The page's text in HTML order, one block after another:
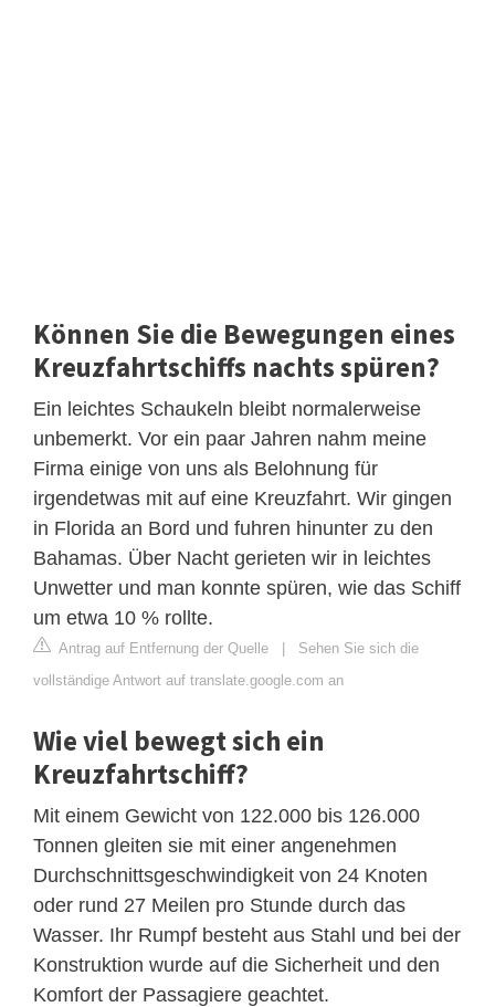
Können Sie die Bewegungen eines
Kreuzfahrtschiffs nachts spüren?
Ein leichtes Schaukeln bleibt normalerweise
unbemerkt. Vor ein paar Jahren nahm meine
Firma einige von uns als Belohnung für
irgendetwas mit auf eine Kreuzfahrt. Wir gingen
in Florida an Bord und fuhren hinunter zu den
Bahamas. Über Nacht gerieten wir in leichtes
Unwetter und man konnte spüren, wie das Schiff
um etwa 10 % rollte.
Antrag auf Entfernung der Quelle | Sehen Sie sich die
vollständige Antwort auf translate.google.com an
Wie viel bewegt sich ein
Kreuzfahrtschiff?
Mit einem Gewicht von 122.000 bis 126.000
Tonnen gleiten sie mit einer angenehmen
Durchschnittsgeschwindigkeit von 24 Knoten
oder rund 27 Meilen pro Stunde durch das
Wasser. Ihr Rumpf besteht aus Stahl und bei der
Konstruktion wurde auf die Sicherheit und den
Komfort der Passagiere geachtet.